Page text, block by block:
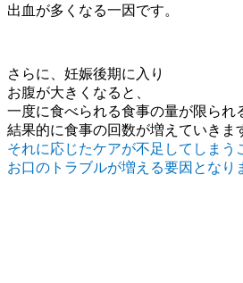
出血が多くなる一因です。
さらに、妊娠後期に入り
お腹が大きくなると、
一度に食べられる食事の量が限られ
結果的に食事の回数が増えていきま
それに応じたケアが不足してしまう
お口のトラブルが増える要因となり